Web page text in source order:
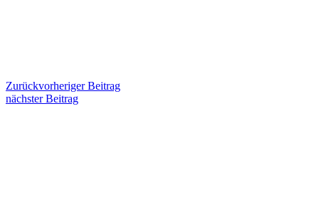
Zurückvorheriger Beitrag
nächster Beitrag